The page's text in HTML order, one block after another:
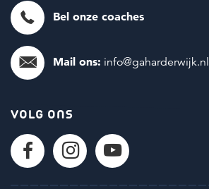
Bel onze coaches
Mail ons: info@gaharderwijk.nl
VOLG ONS